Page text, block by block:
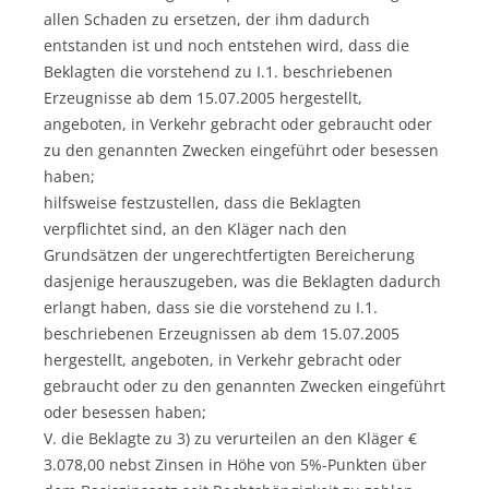
allen Schaden zu ersetzen, der ihm dadurch
entstanden ist und noch entstehen wird, dass die
Beklagten die vorstehend zu I.1. beschriebenen
Erzeugnisse ab dem 15.07.2005 hergestellt,
angeboten, in Verkehr gebracht oder gebraucht oder
zu den genannten Zwecken eingeführt oder besessen
haben;
hilfsweise festzustellen, dass die Beklagten
verpflichtet sind, an den Kläger nach den
Grundsätzen der ungerechtfertigten Bereicherung
dasjenige herauszugeben, was die Beklagten dadurch
erlangt haben, dass sie die vorstehend zu I.1.
beschriebenen Erzeugnissen ab dem 15.07.2005
hergestellt, angeboten, in Verkehr gebracht oder
gebraucht oder zu den genannten Zwecken eingeführt
oder besessen haben;
V. die Beklagte zu 3) zu verurteilen an den Kläger €
3.078,00 nebst Zinsen in Höhe von 5%-Punkten über